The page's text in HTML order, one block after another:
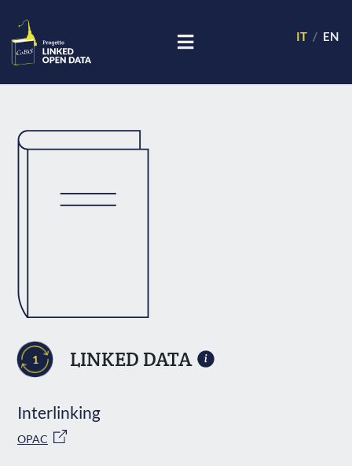
IT EN
1 LINKED DATA
Interlinking
OPAC